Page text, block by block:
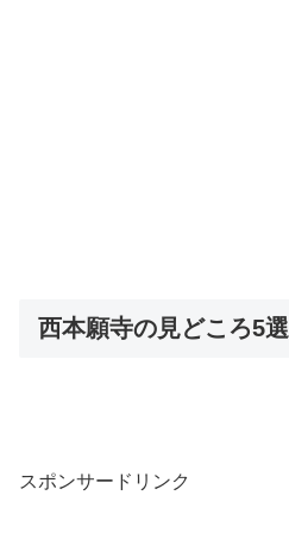
西本願寺の見どころ5選
スポンサードリンク